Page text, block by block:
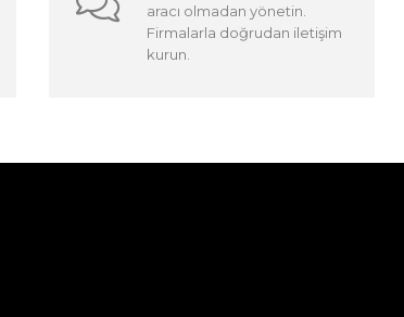
aracı olmadan yönetin.
Firmalarla doğrudan iletişim
kurun.